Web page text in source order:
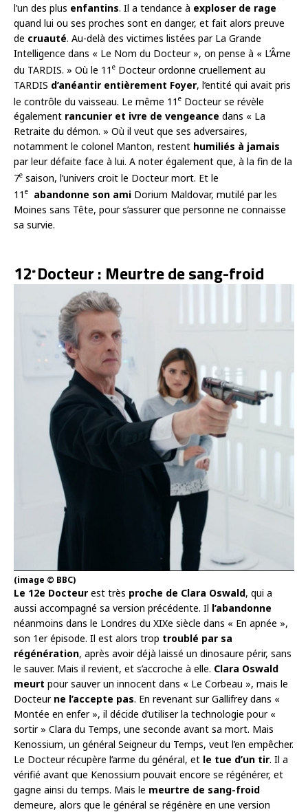
l’un des plus enfantins. Il a tendance à exploser de rage
quand lui ou ses proches sont en danger, et fait alors preuve
de cruauté. Au-delà des victimes listées par La Grande
Intelligence dans « Le Nom du Docteur », on pense à « L’Âme
du TARDIS. » Où le 11 e Docteur ordonne cruellement au
TARDIS d’anéantir entièrement Foyer, l’entité qui avait pris
le contrôle du vaisseau. Le même 11 e Docteur se révèle
également rancunier et ivre de vengeance dans « La
Retraite du démon. » Où il veut que ses adversaires,
notamment le colonel Manton, restent humiliés à jamais
par leur défaite face à lui. A noter également que, à la fin de la
7e saison, l’univers croit le Docteur mort. Et le
11 e abandonne son ami Dorium Maldovar, mutilé par les
Moines sans Tête, pour s’assurer que personne ne connaisse
sa survie.
12e Docteur : Meurtre de sang-froid
(image © BBC)
Le 12e Docteur est très proche de Clara Oswald, qui a
aussi accompagné sa version précédente. Il l’abandonne
néanmoins dans le Londres du XIXe siècle dans « En apnée »,
son 1er épisode. Il est alors trop troublé par sa
régénération, après avoir déjà laissé un dinosaure périr, sans
le sauver. Mais il revient, et s’accroche à elle. Clara Oswald
meurt pour sauver un innocent dans « Le Corbeau », mais le
Docteur ne l’accepte pas. En revenant sur Gallifrey dans «
Montée en enfer », il décide d’utiliser la technologie pour «
sortir » Clara du Temps, une seconde avant sa mort. Mais
Kenossium, un général Seigneur du Temps, veut l’en empêcher.
Le Docteur récupère l’arme du général, et le tue d’un tir. Il a
vérifié avant que Kenossium pouvait encore se régénérer, et
gagne ainsi du temps. Mais le meurtre de sang-froid
demeure, alors que le général se régénère en une version